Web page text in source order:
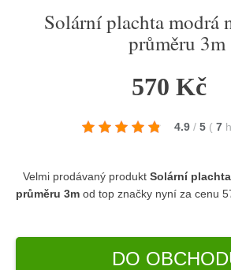
Solární plachta modrá
průměru 3m
570 Kč
4.9 / 5 ( 7
Velmi prodávaný produkt Solární
průměru 3m od top značky nyní za cenu
DO